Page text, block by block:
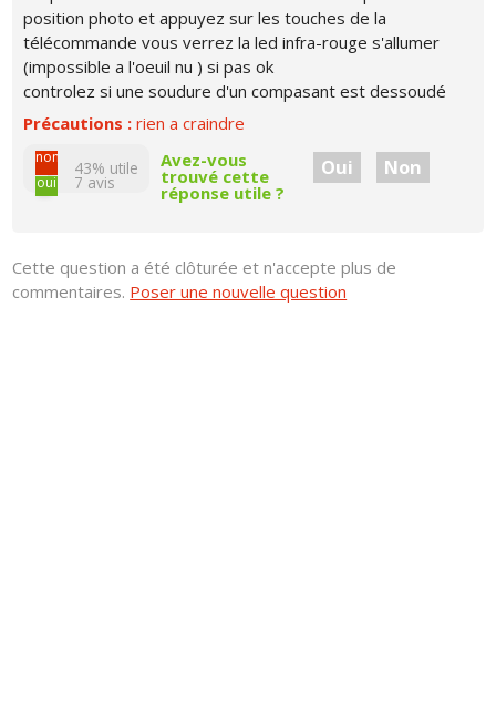
position photo et appuyez sur les touches de la
télécommande vous verrez la led infra-rouge s'allumer
(impossible a l'oeuil nu ) si pas ok
controlez si une soudure d'un compasant est dessoudé
Précautions :rien a craindre
non
oui
43% utile
7 avis
Avez-vous
trouvé cette
réponse utile ?
Oui Non
Cette question a été clôturée et n'accepte plus de
commentaires. Poser une nouvelle question